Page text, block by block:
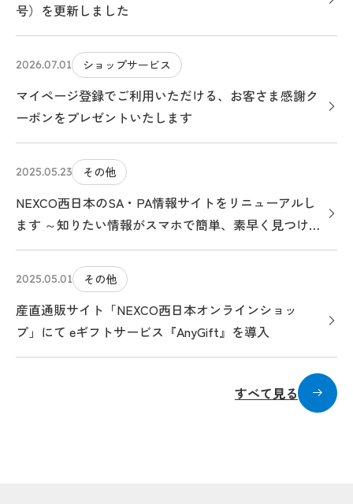
号）を更新しました
2026.07.01 ショップサービス
マイページ登録でご利用いただける、お客さま感謝ク
ーポンをプレゼントいたします
2025.05.23 その他
NEXCO西日本のSA・PA情報サイトをリニューアルし
ます ～知りたい情報がスマホで簡単、素早く見つけら
れる、クルマ旅のお役立ちサイトになります～
2025.05.01 その他
産直通販サイト「NEXCO西日本オンラインショッ
プ」にて eギフトサービス『AnyGift』を導入
すべて見る